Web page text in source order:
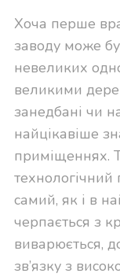
Хоча перше
заводу може
невеликих
великими
занедбані чи
найцікавіше
приміщеннях.
технологічний
самий, як і в
черпається з
виварюється,
зв’язку з